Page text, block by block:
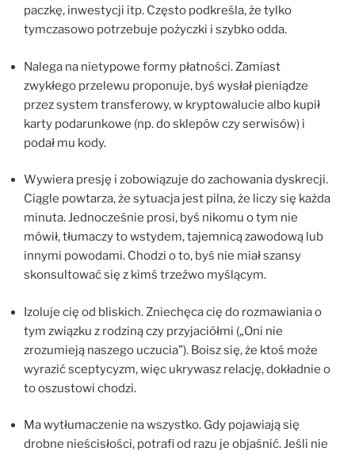
paczkę, inwestycji itp. Często podkreśla, że tylko
tymczasowo potrzebuje pożyczki i szybko odda.
Nalega na nietypowe formy płatności. Zamiast
zwykłego przelewu proponuje, byś wysłał pieniądze
przez system transferowy, w kryptowalucie albo kupił
karty podarunkowe (np. do sklepów czy serwisów) i
podał mu kody.
Wywiera presję i zobowiązuje do zachowania dyskrecji.
Ciągle powtarza, że sytuacja jest pilna, że liczy się każda
minuta. Jednocześnie prosi, byś nikomu o tym nie
mówił, tłumaczy to wstydem, tajemnicą zawodową lub
innymi powodami. Chodzi o to, byś nie miał szansy
skonsultować się z kimś trzeźwo myślącym.
Izoluje cię od bliskich. Zniechęca cię do rozmawiania o
tym związku z rodziną czy przyjaciółmi („Oni nie
zrozumieją naszego uczucia”). Boisz się, że ktoś może
wyrazić sceptycyzm, więc ukrywasz relację, dokładnie o
to oszustowi chodzi.
Ma wytłumaczenie na wszystko. Gdy pojawiają się
drobne nieścisłości, potrafi od razu je objaśnić. Jeśli nie